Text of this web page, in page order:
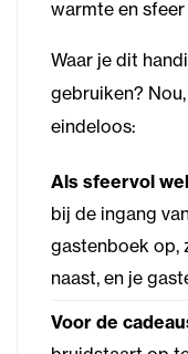
warmte en
Waar je dit
gebruiken?
eindeloos:
Als sfeervol
bij de ingang
gastenboek op,
naast, en je
Voor de